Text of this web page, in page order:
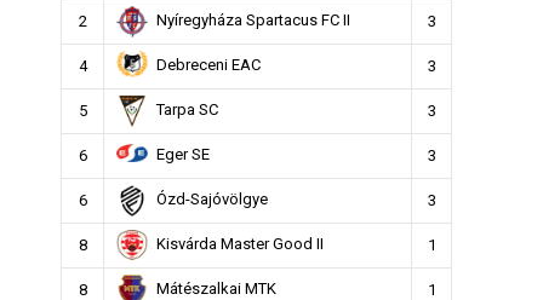
2 Nyíregyháza Spartacus FC II 3
4 Debreceni EAC 3
5 Tarpa SC 3
6 Eger SE 3
6 Ózd-Sajóvölgye 3
8 Kisvárda Master Good II 1
8 Mátészalkai MTK 1